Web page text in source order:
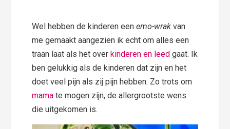
Wel hebben de kinderen eenemo-wrak van
me gemaakt aangezien ik echt om alles een
traan laat als het over kinderen en leed gaat. Ik
ben gelukkig als de kinderen dat zijn en het
doet veel pijn als zij pijn hebben. Zo trots om
mama te mogen zijn, de allergrootste wens
die uitgekomen is.